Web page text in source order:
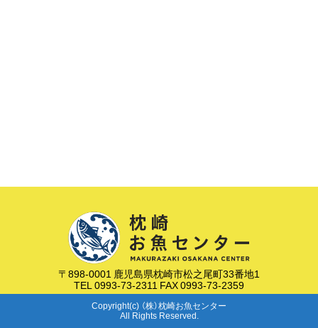
〒898-0001 鹿児島県枕崎市松之尾町33番地1
TEL 0993-73-2311 FAX 0993-73-2359
Copyright(c) （株）枕崎お魚センター
All Rights Reserved.